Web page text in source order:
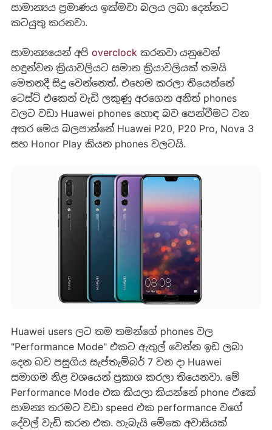
සාමාන්‍යය ප්‍රමාණය ඉක්මවා බලය ලබා ‌‌දෙන්නට
කටයුතු කරනවා.
‍සාමාන්‍යයෙන් අපි overclock කරනවා යනුවෙන්
හඳුන්වන ක්‍රියාවලියට සමාන ක්‍රියාවලියක් තමයි
මෙතනදී සිදු වෙන්නෙත්. එහෙම කරලා තියෙන්නේ
ටෙස්ට් එකෙන් වැඩි ලකුණු අරගෙන අනිත් phones
වලට වඩා Huawei phones හොඳ බව පෙන්වීමට වන
අතර මෙය බලපාන්නේ Huawei P20, P20 Pro, Nova 3
සහ Honor Play කියන phones වලටයි.
Huawei users ලට තම තමන්ගේ phones වල
"Performance Mode" එකට ඇතුල් වෙන්න ඉඩ ලබා
දෙන බව පසුගිය සැප්තැම්බර් 7 වන දා Huawei
සමාගම නිළ වශයෙන් ප්‍රකාශ කරලා තියෙනවා. මේ
Performance Mode එක කියලා කියන්නේ phone එකේ
සාමන්‍ය තරමට වඩා speed එක performance වගේ
දේවල් වැඩි කරන එක. හැබැයි මේකෙ අවාසියක්